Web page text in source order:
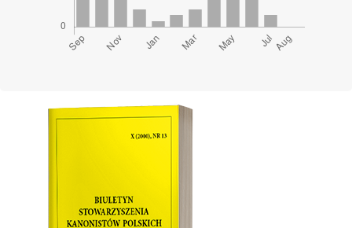
Cover image